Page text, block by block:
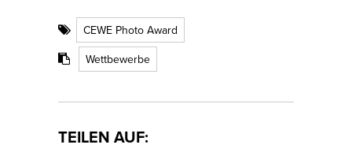
CEWE Photo Award
Wettbewerbe
TEILEN AUF: